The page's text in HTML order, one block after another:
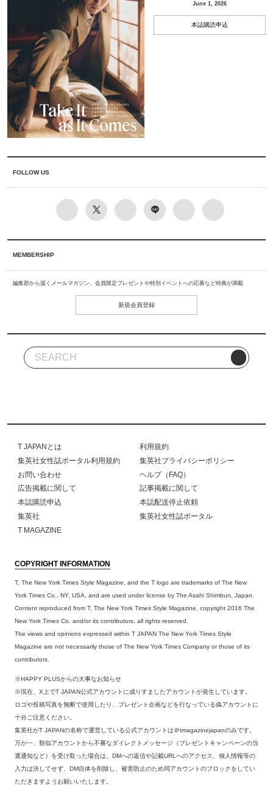
June 1, 2026
本誌購読申込
FOLLOW US
MEMBERSHIP
編集部から届くメールマガジン、会員限定プレゼントや特別イベントへの応募など特典が満載
新規会員登録
T JAPANとは
利用規約
集英社女性誌ポータル利用規約
集英社プライバシーポリシー
お問い合わせ
ヘルプ（FAQ）
広告掲載に関して
記事掲載に関して
本誌購読申込
本誌配送停止依頼
集英社
集英社女性誌ポータル
T MAGAZINE
COPYRIGHT INFORMATION
T, The New York Times Style Magazine, and the T logo are trademarks of The New
York Times Co., NY, USA, and are used under license by The Asahi Shimbun, Japan.
Content reproduced from T, The New York Times Style Magazine, copyright 2016 The
New York Times Co. and/or its contributors, all rights reserved.
The views and opinions expressed within T JAPAN The New York Times Style
Magazine are not necessarily those of The New York Times Company or those of its
contributors.
※HAPPY PLUSからの大事なお知らせ
※現在、X上でT JAPAN公式アカウントに成りすましたアカウントが発生しています。
ロゴや投稿写真を無断で使用したり、プレゼント企画などを行なっている偽アカウントに
十分ご注意ください。
集英社がT JAPANの名称で運営している公式アカウントは＠tmagazinejapanのみです。
万が一、類似アカウントから不審なダイレクトメッセージ（プレゼントキャンペーンの当
選通知など）を受け取った場合は、DMへの返信や記載URLへのアクセス、個人情報等の
入力は決してせず、DM自体を削除し、被害防止のため同アカウントのブロックをしてい
ただきますようお願いいたします。